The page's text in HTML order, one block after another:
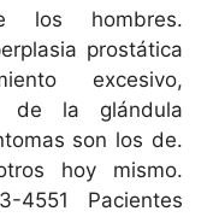
hombres.
prostática
excesivo,
de la glándula
son los de.
hoy mismo.
4551 Pacientes